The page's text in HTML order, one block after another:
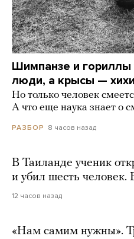
Шимпанзе и гориллы
люди, а крысы —
Но только человек
А что еще наука знает о
РАЗБОР 8 часов назад
В Таиланде ученик
и убил шесть
12 часов назад
«Нам самим нужны».